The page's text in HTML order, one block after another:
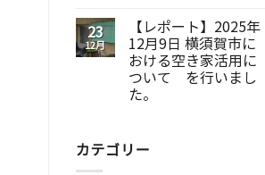
23
12月
【レポート】2025年
12月9日 横須賀市に
おける空き家活用に
ついて を行いまし
た。
カテゴリー